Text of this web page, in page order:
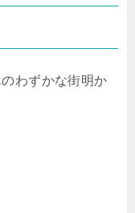
わずかな街明か